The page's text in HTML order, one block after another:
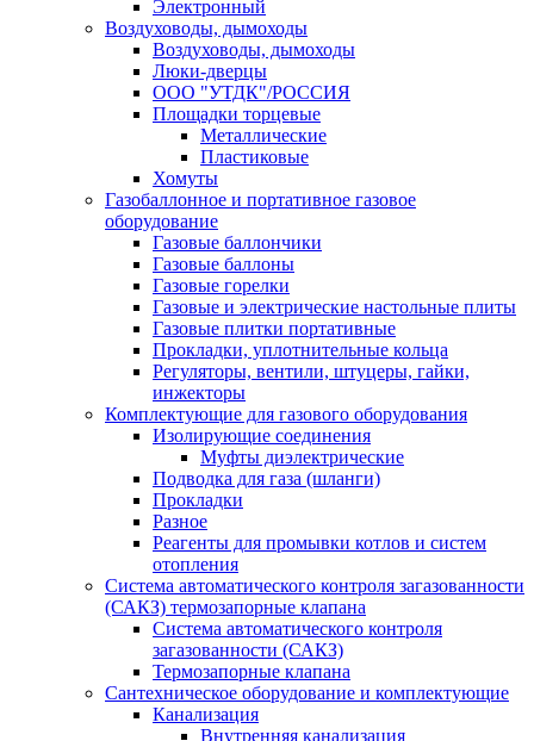
Электронный
Воздуховоды, дымоходы
Воздуховоды, дымоходы
Люки-дверцы
ООО "УТДК"/РОССИЯ
Площадки торцевые
Металлические
Пластиковые
Хомуты
Газобаллонное и портативное газовое
оборудование
Газовые баллончики
Газовые баллоны
Газовые горелки
Газовые и электрические настольные плиты
Газовые плитки портативные
Прокладки, уплотнительные кольца
Регуляторы, вентили, штуцеры, гайки,
инжекторы
Комплектующие для газового оборудования
Изолирующие соединения
Муфты диэлектрические
Подводка для газа (шланги)
Прокладки
Разное
Реагенты для промывки котлов и систем
отопления
Система автоматического контроля загазованности
(САКЗ) термозапорные клапана
Система автоматического контроля
загазованности (САКЗ)
Термозапорные клапана
Сантехническое оборудование и комплектующие
Канализация
Внутренняя канализация